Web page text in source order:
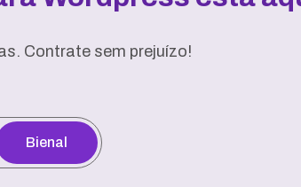
Contrate sem prejuízo!
Bienal